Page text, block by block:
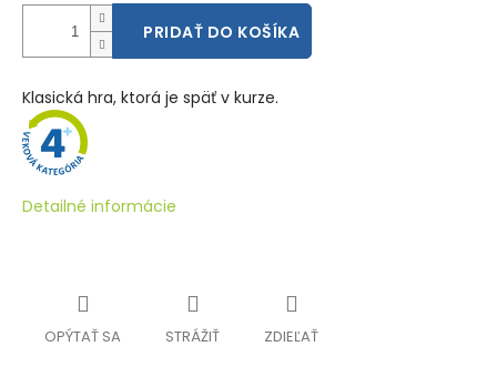
PRIDAŤ DO KOŠÍKA
Klasická hra, ktorá je späť v kurze.
Detailné informácie
OPÝTAŤ SA STRÁŽIŤ ZDIEĽAŤ